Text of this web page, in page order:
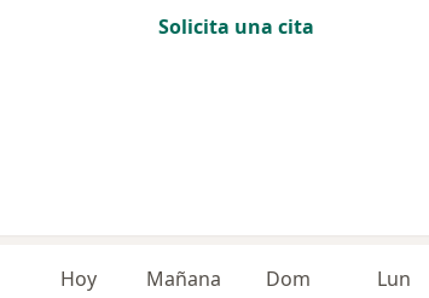
Solicita una cita
Hoy Mañana Dom Lun